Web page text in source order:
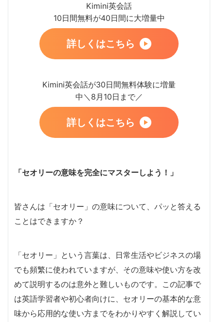
Kimini英会話
10日間無料が40日間に大増量中
詳しくはこちら
Kimini英会話が30日間無料体験に増量
中＼8月10日まで／
詳しくはこちら
「セオリーの意味を完全にマスターしよう！」
皆さんは「セオリー」の意味について、パッと答える
ことはできますか？
「セオリー」という言葉は、日常生活やビジネスの場
でも頻繁に使われていますが、その意味や使い方を改
めて説明するのは意外と難しいものです。この記事で
は英語学習者や初心者向けに、セオリーの基本的な意
味から応用的な使い方までをわかりやすく解説してい